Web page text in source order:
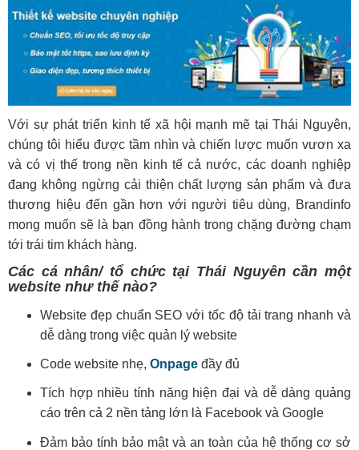
Với sự phát triển kinh tế xã hội mạnh mẽ tại Thái Nguyên,
chúng tôi hiểu được tầm nhìn và chiến lược muốn vươn xa
và có vị thế trong nền kinh tế cả nước, các doanh nghiệp
đang không ngừng cải thiện chất lượng sản phẩm và đưa
thương hiệu đến gần hơn với người tiêu dùng, Brandinfo
mong muốn sẽ là bạn đồng hành trong chặng đường chạm
tới trái tim khách hàng.
Các cá nhân/ tổ chức tại Thái Nguyên cần một
website như thế nào?
Website đẹp chuẩn SEO với tốc độ tải trang nhanh và
dễ dàng trong việc quản lý website
Code website nhẹ, Onpage đầy đủ
Tích hợp nhiều tính năng hiện đại và dễ dàng quảng
cáo trên cả 2 nền tảng lớn là Facebook và Google
Đảm bảo tính bảo mật và an toàn của hệ thống cơ sở